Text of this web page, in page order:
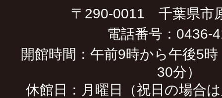
〒290-0011 千葉県市
電話番号：0436-
開館時間：午前9時から午後5
30分）
休館日：月曜日（祝日の場合